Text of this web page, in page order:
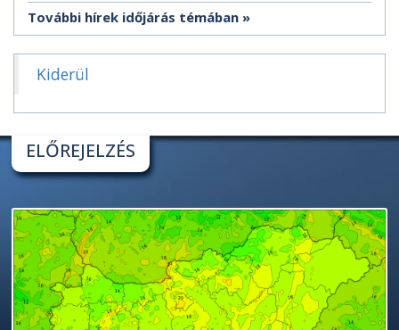
További hírek időjárás témában
Kiderül
ELŐREJELZÉS